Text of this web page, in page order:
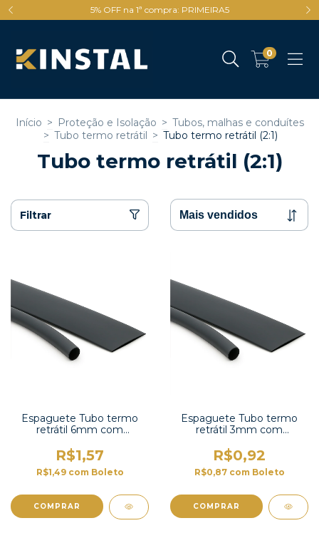
5% OFF na 1ª compra: PRIMEIRA5
0
Início > Proteção e Isolação > Tubos, malhas e conduítes
> Tubo termo retrátil > Tubo termo retrátil (2:1)
Tubo termo retrátil (2:1)
Filtrar
Espaguete Tubo termo
retrátil 6mm com
R$1,57
R$1,49 com Boleto
COMPRAR
Espaguete Tubo termo
retrátil 3mm com
R$0,92
R$0,87 com Boleto
COMPRAR